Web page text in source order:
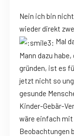
Nein ich bin
wieder direkt
Mal
Mann dazu
gründen, ist es
jetzt nicht so
gesunde
Kinder-Gebär-
wäre einfach mit
Beobachtungen